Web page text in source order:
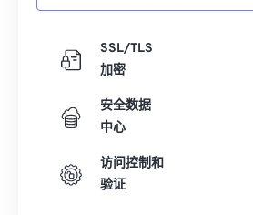
SSL/TLS
加密
安全数据
中心
访问控制和
验证